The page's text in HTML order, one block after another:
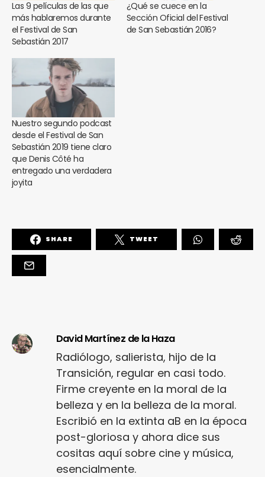
Las 9 películas de las que
más hablaremos durante
el Festival de San
Sebastián 2017
¿Qué se cuece en la
Sección Oficial del Festival
de San Sebastián 2016?
Nuestro segundo podcast
desde el Festival de San
Sebastián 2019 tiene claro
que Denis Côté ha
entregado una verdadera
joyita
SHARE TWEET
David Martínez de la Haza
Radiólogo, salierista, hijo de la
Transición, regular en casi todo.
Firme creyente en la moral de la
belleza y en la belleza de la moral.
Escribió en la extinta aB en la época
post-gloriosa y ahora dice sus
cositas aquí sobre cine y música,
esencialmente.